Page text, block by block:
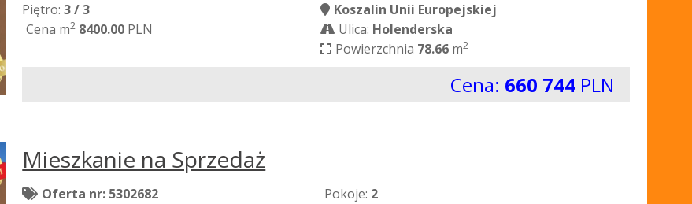
Piętro:3 / 3
Koszalin Unii Europejskiej
Cena m2 8400.00 PLN Ulica: Holenderska
Powierzchnia 78.66m2
Cena: 660 744 PLN
Mieszkanie na Sprzedaż
Oferta nr: 5302682 Pokoje: 2